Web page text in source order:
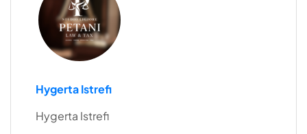
Hygerta Istrefi
Hygerta Istrefi